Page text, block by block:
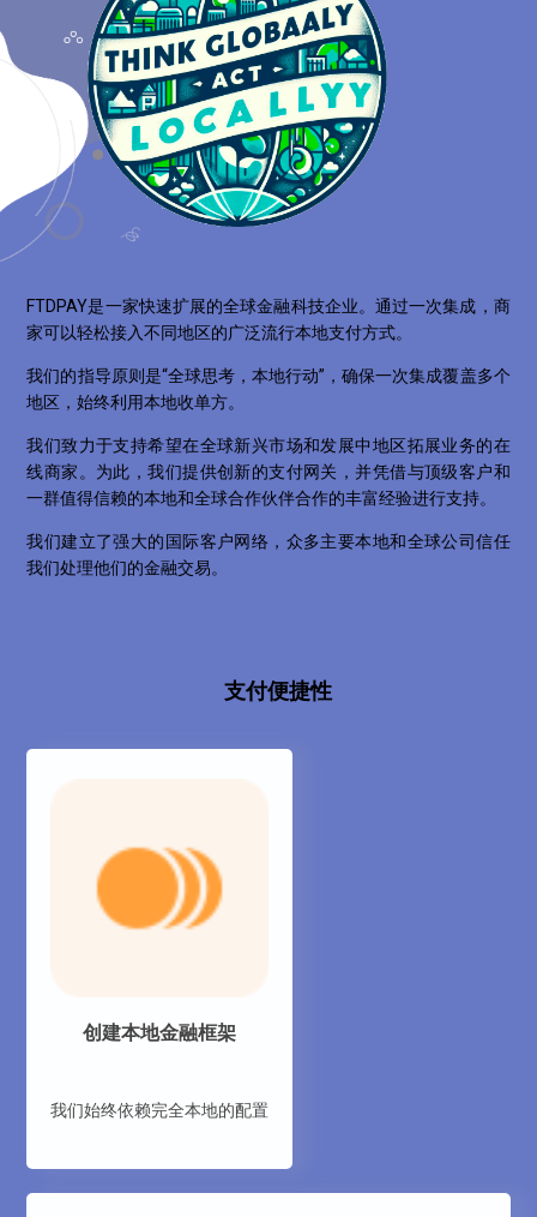
FTDPAY是一家快速扩展的全球金融科技企业。通过一次集成，商
家可以轻松接入不同地区的广泛流行本地支付方式。
我们的指导原则是“全球思考，本地行动”，确保一次集成覆盖多个
地区，始终利用本地收单方。
我们致力于支持希望在全球新兴市场和发展中地区拓展业务的在
线商家。为此，我们提供创新的支付网关，并凭借与顶级客户和
一群值得信赖的本地和全球合作伙伴合作的丰富经验进行支持。
我们建立了强大的国际客户网络，众多主要本地和全球公司信任
我们处理他们的金融交易。
支付便捷性
创建本地金融框架
我们始终依赖完全本地的配置